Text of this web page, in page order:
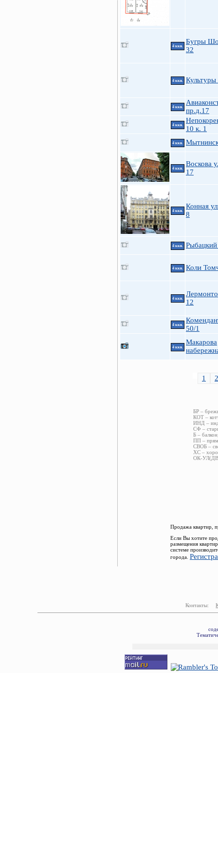
4 ккв.
Бугры
32
4 ккв.
4 ккв.
пр.д.17
4 ккв.
10 к. 1
4 ккв.
4 ккв.
Воскова
17
4 ккв.
Конная
8
4 ккв.
4 ккв. Коли
4 ккв.
12
4 ккв.
50/1
4 ккв.
Макарова
1 2
БР –
КОТ –
ИНД –
СФ –
Б –
ПП –
СВОБ –
ХС –
ОК-
Продажа квартир,
Если Вы хотите
размещения
системе
города.
Контакты: